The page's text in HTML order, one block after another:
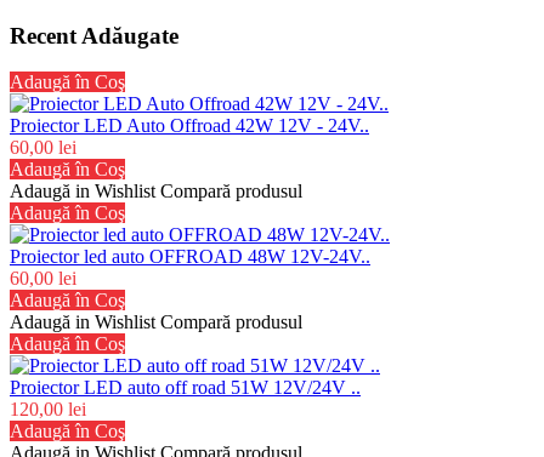
Recent Adăugate
Adaugă în Coş
Proiector LED Auto Offroad 42W 12V - 24V..
60,00 lei
Adaugă în Coş
Adaugă in Wishlist Compară produsul
Adaugă în Coş
Proiector led auto OFFROAD 48W 12V-24V..
60,00 lei
Adaugă în Coş
Adaugă in Wishlist Compară produsul
Adaugă în Coş
Proiector LED auto off road 51W 12V/24V ..
120,00 lei
Adaugă în Coş